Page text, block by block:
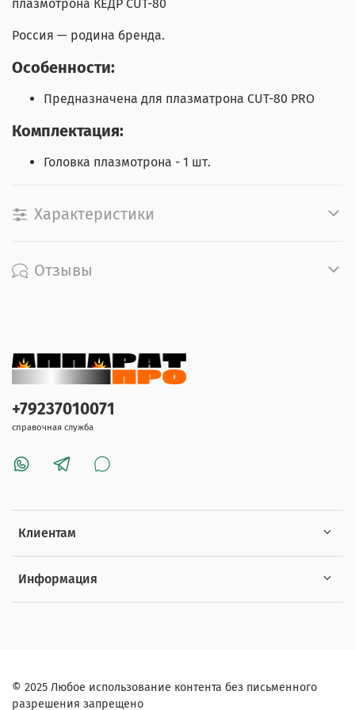
плазмотрона КЕДР CUT-80
Россия — родина бренда.
Особенности:
Предназначена для плазматрона CUT-80 PRO
Комплектация:
Головка плазмотрона - 1 шт.
Характеристики
Отзывы
Клиентам
Информация
+79237010071
справочная служба
© 2025 Любое использование контента без письменного
разрешения запрещено